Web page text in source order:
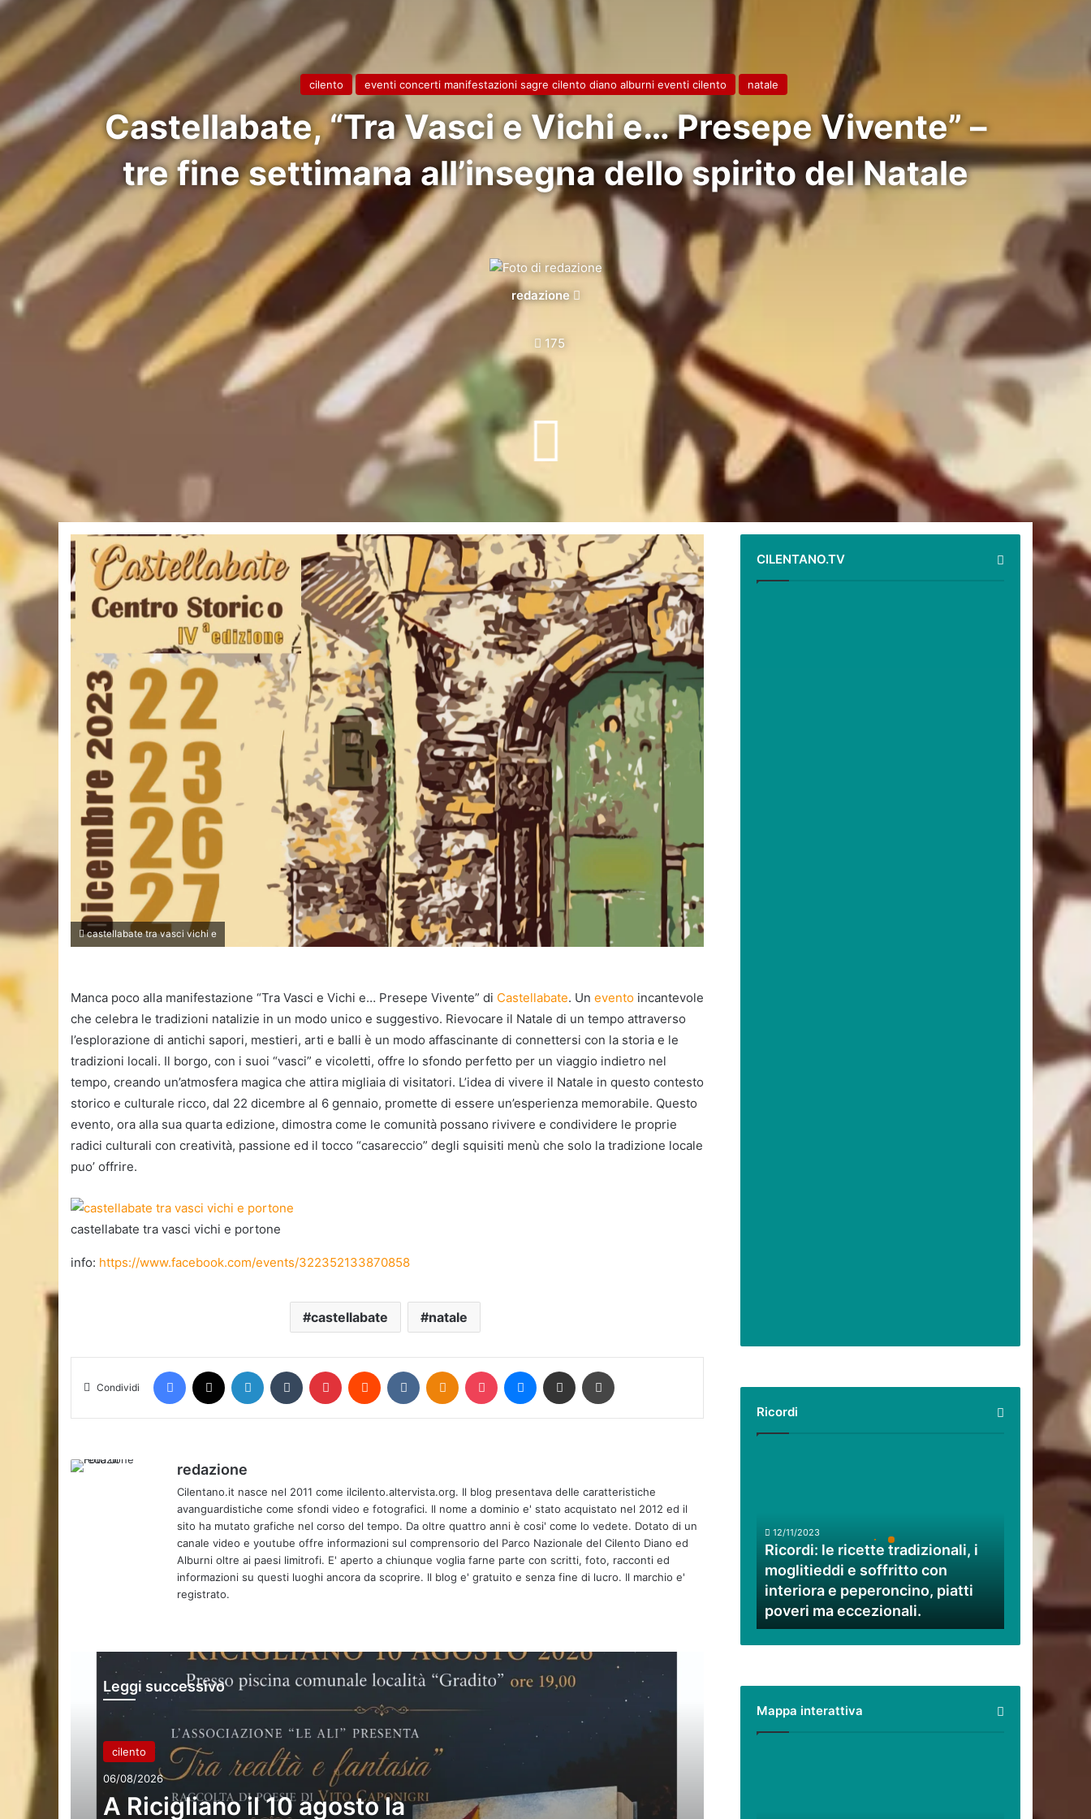
cilento eventi concerti manifestazioni sagre cilento diano alburni eventi cilento natale
Castellabate, “Tra Vasci e Vichi e… Presepe Vivente” –
tre fine settimana all’insegna dello spirito del Natale
redazione
Invia
un'email
175
castellabate tra vasci vichi e
Manca poco alla manifestazione “Tra Vasci e Vichi e… Presepe Vivente” di Castellabate. Un evento incantevole
che celebra le tradizioni natalizie in un modo unico e suggestivo. Rievocare il Natale di un tempo attraverso
l’esplorazione di antichi sapori, mestieri, arti e balli è un modo affascinante di connettersi con la storia e le
tradizioni locali. Il borgo, con i suoi “vasci” e vicoletti, offre lo sfondo perfetto per un viaggio indietro nel
tempo, creando un’atmosfera magica che attira migliaia di visitatori. L’idea di vivere il Natale in questo contesto
storico e culturale ricco, dal 22 dicembre al 6 gennaio, promette di essere un’esperienza memorabile. Questo
evento, ora alla sua quarta edizione, dimostra come le comunità possano rivivere e condividere le proprie
radici culturali con creatività, passione ed il tocco “casareccio” degli squisiti menù che solo la tradizione locale
puo’ offrire.
castellabate tra vasci vichi e portone
info: https://www.facebook.com/events/322352133870858
castellabate natale
Condividi
Facebook LinkedIn Tumblr Pinterest Reddit VKontakteOdnoklassniki
Pocket Messenger
Condividi via mail
redazione
Cilentano.it nasce nel 2011 come ilcilento.altervista.org. Il blog presentava delle caratteristiche
avanguardistiche come sfondi video e fotografici. Il nome a dominio e' stato acquistato nel 2012 ed il
sito ha mutato grafiche nel corso del tempo. Da oltre quattro anni è cosi' come lo vedete. Dotato di un
canale video e youtube offre informazioni sul comprensorio del Parco Nazionale del Cilento Diano ed
Alburni oltre ai paesi limitrofi. E' aperto a chiunque voglia farne parte con scritti, foto, racconti ed
informazioni su questi luoghi ancora da scoprire. Il blog e' gratuito e senza fine di lucro. Il marchio e'
registrato.
Leggi successivo
cilento
06/08/2026
A Ricigliano il 10 agosto la
Antonella Casaburi presenta la quarta
raccolta del poeta Vito Caponegri
Maione: Consac all’opera per
Buonabitacolo, primi risultati tangibiliIl
sindaco Guercio: lavoro straordinario
Corinoti e il culto di San Pantaleone: le
radici dalmate e il baluardo
dell’identità cilentana
Save the date 📆 Presentazione del
Europa e il suo destino”
(Baldini+Castoldi. IntervengonoLucia
CILENTANO.TV
Ricordi
moglitieddi
soffritto
con
interiora
e
peperoncino,
eccezionali.
12/11/2023
Ricordi: le ricette tradizionali, i
moglitieddi e soffritto con
interiora e peperoncino, piatti
poveri ma eccezionali.
Mappa interattiva